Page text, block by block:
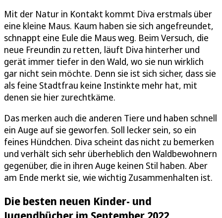
Mit der Natur in Kontakt kommt Diva erstmals über
eine kleine Maus. Kaum haben sie sich angefreundet,
schnappt eine Eule die Maus weg. Beim Versuch, die
neue Freundin zu retten, läuft Diva hinterher und
gerät immer tiefer in den Wald, wo sie nun wirklich
gar nicht sein möchte. Denn sie ist sich sicher, dass sie
als feine Stadtfrau keine Instinkte mehr hat, mit
denen sie hier zurechtkäme.
Das merken auch die anderen Tiere und haben schnell
ein Auge auf sie geworfen. Soll lecker sein, so ein
feines Hündchen. Diva scheint das nicht zu bemerken
und verhält sich sehr überheblich den Waldbewohnern
gegenüber, die in ihren Auge keinen Stil haben. Aber
am Ende merkt sie, wie wichtig Zusammenhalten ist.
Die besten neuen Kinder- und